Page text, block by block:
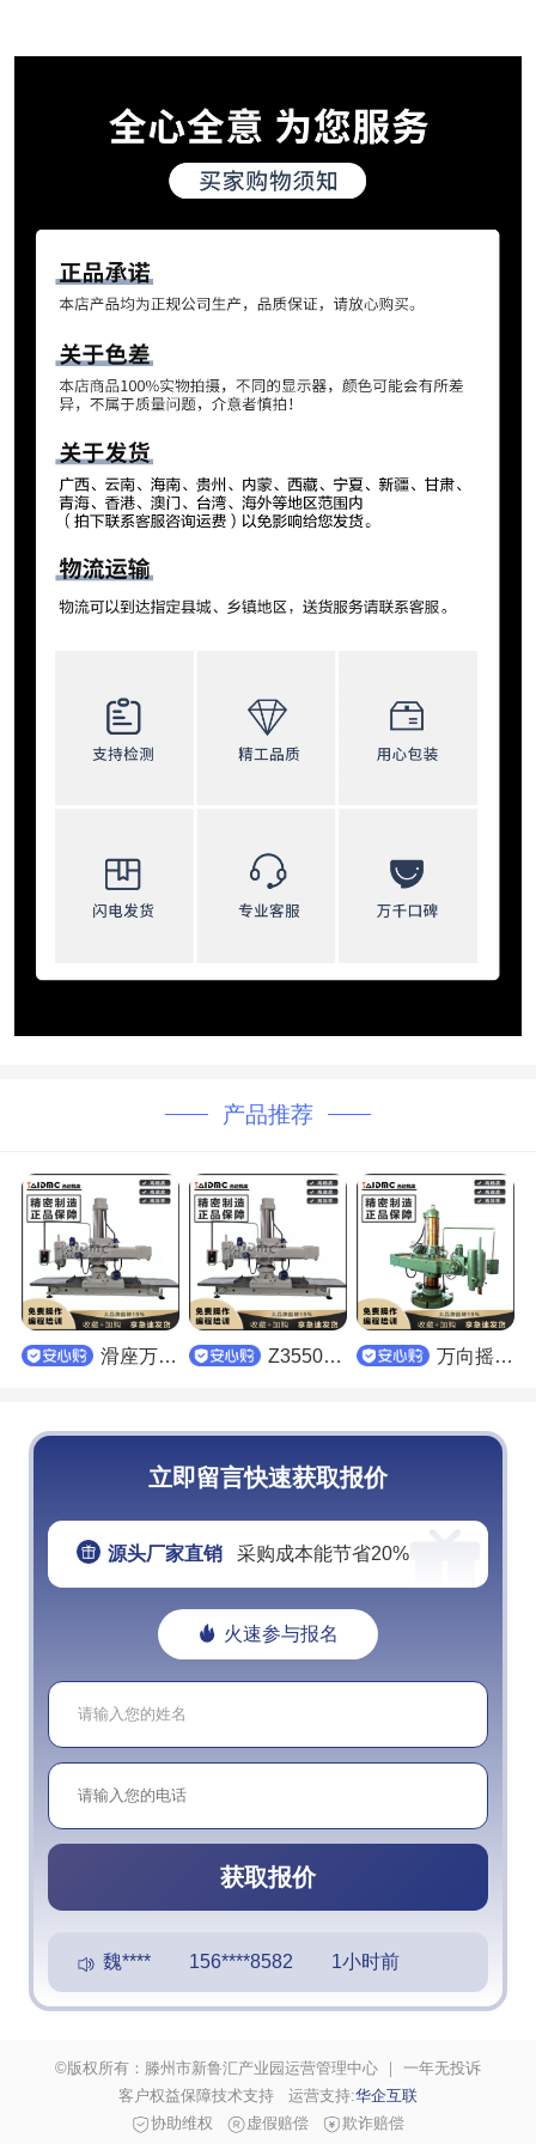
产品推荐
滑座万向摇臂钻床 Z3550系列滑座万向摇臂钻床 万向摇臂钻床
立即留言快速获取报价
源头厂家直销 采购成本能节省20%
火速参与报名
获取报价
魏**** 156****8582 1小时前
魏**** 156****8582 1小时前
©版权所有：滕州市新鲁汇产业园运营管理中心 ｜ 一年无投诉
客户权益保障技术支持 运营支持:华企互联
协助维权
虚假赔偿 欺诈赔偿